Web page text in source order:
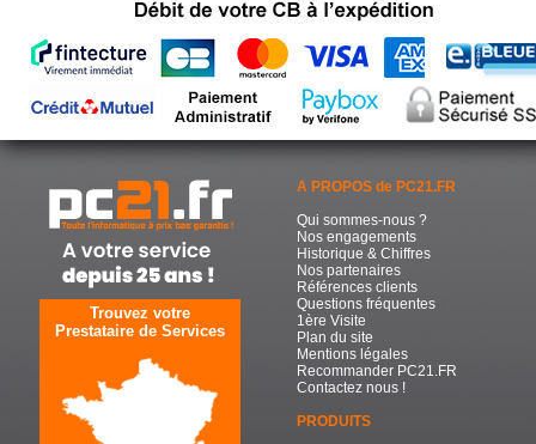
Trouvez votre
Prestataire de Services
A PROPOS de PC21.FR
Qui sommes-nous ?
Nos engagements
Historique & Chiffres
Nos partenaires
Références clients
Questions fréquentes
1ère Visite
Plan du site
Mentions légales
Recommander PC21.FR
Contactez nous !
PRODUITS